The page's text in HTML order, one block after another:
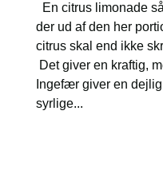
En citrus limonade
der ud af den her
citrus skal end ikke
Det giver en kraftig,
Ingefær giver en
syrlige...